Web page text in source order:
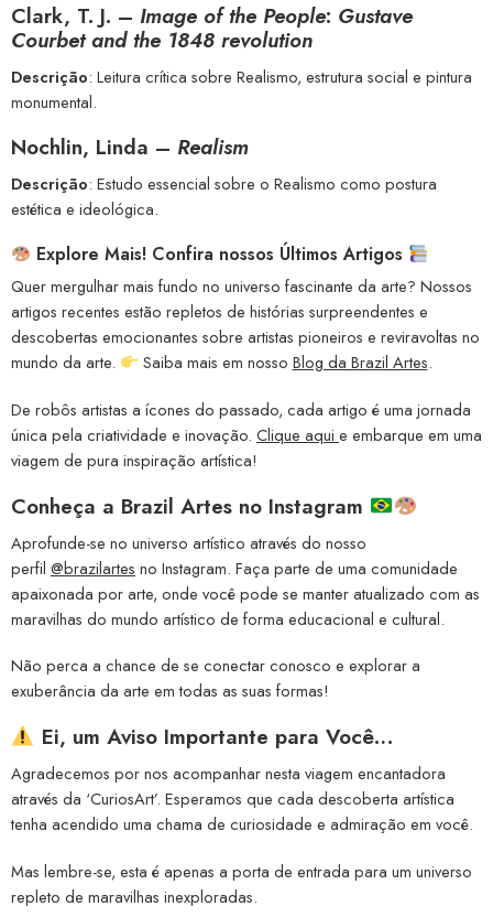
Clark, T. J. – Image of the People: Gustave
Courbet and the 1848 revolution
Descrição: Leitura crítica sobre Realismo, estrutura social e pintura
monumental.
Nochlin, Linda – Realism
Descrição: Estudo essencial sobre o Realismo como postura
estética e ideológica.
Explore Mais! Confira nossos Últimos Artigos
Quer mergulhar mais fundo no universo fascinante da arte? Nossos
artigos recentes estão repletos de histórias surpreendentes e
descobertas emocionantes sobre artistas pioneiros e reviravoltas no
mundo da arte.
Saiba mais em nosso Blog da Brazil Artes.
De robôs artistas a ícones do passado, cada artigo é uma jornada
única pela criatividade e inovação. Clique aqui e embarque em uma
viagem de pura inspiração artística!
Conheça a Brazil Artes no Instagram
Aprofunde-se no universo artístico através do nosso
perfil @brazilartes no Instagram. Faça parte de uma comunidade
apaixonada por arte, onde você pode se manter atualizado com as
maravilhas do mundo artístico de forma educacional e cultural.
Não perca a chance de se conectar conosco e explorar a
exuberância da arte em todas as suas formas!
Ei, um Aviso Importante para Você…
Agradecemos por nos acompanhar nesta viagem encantadora
através da ‘CuriosArt’. Esperamos que cada descoberta artística
tenha acendido uma chama de curiosidade e admiração em você.
Mas lembre-se, esta é apenas a porta de entrada para um universo
repleto de maravilhas inexploradas.